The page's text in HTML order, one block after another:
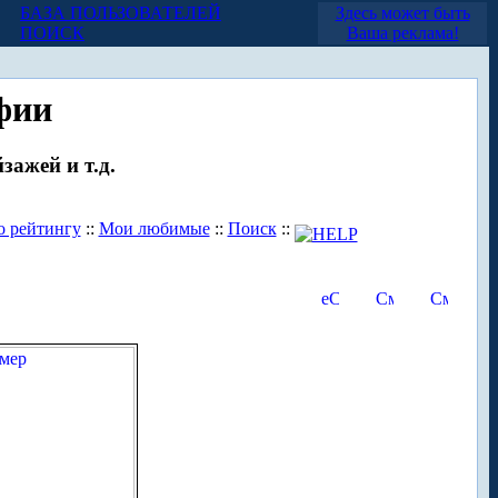
БАЗА ПОЛЬЗОВАТЕЛЕЙ
ПОИСК
Здесь может быть
Ваша реклама!
и т.д.
рейтингу:: Мои любимые:: Поиск::